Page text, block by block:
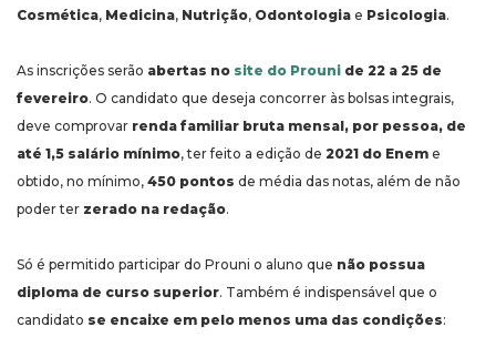
Cosmética, Medicina, Nutrição, Odontologia e Psicologia.
As inscrições serão abertas no site do Prouni de 22 a 25 de
fevereiro. O candidato que deseja concorrer às bolsas integrais,
deve comprovar renda familiar bruta mensal, por pessoa, de
até 1,5 salário mínimo, ter feito a edição de 2021 do Enem e
obtido, no mínimo, 450 pontos de média das notas, além de não
poder ter zerado na redação.
Só é permitido participar do Prouni o aluno que não possua
diploma de curso superior. Também é indispensável que o
candidato se encaixe em pelo menos uma das condições: